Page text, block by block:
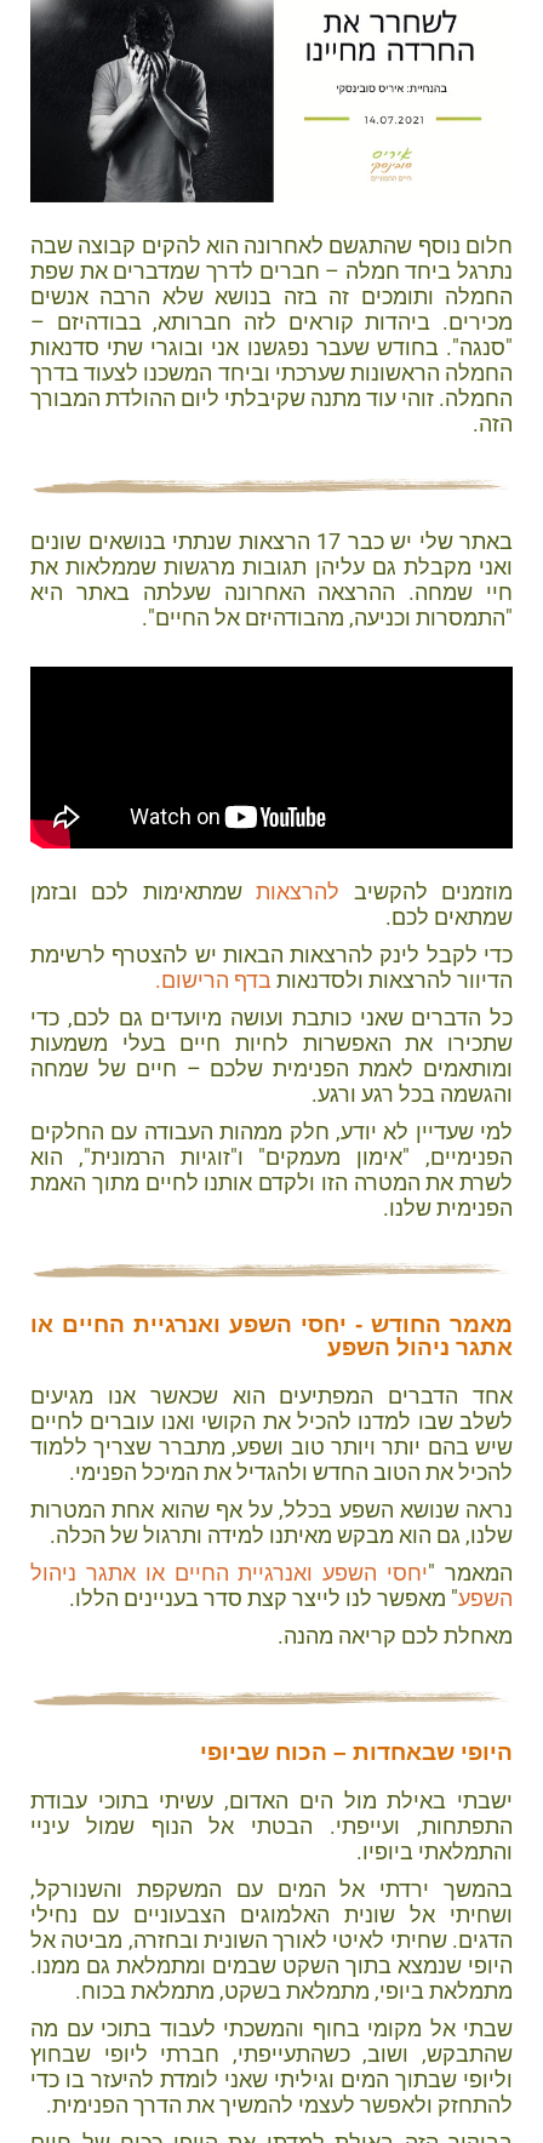
חלום נוסף שהתגשם לאחרונה הוא להקים קבוצה שבה
נתרגל ביחד חמלה – חברים לדרך שמדברים את שפת
החמלה ותומכים זה בזה בנושא שלא הרבה אנשים
מכירים. ביהדות קוראים לזה חברותא, בבודהיזם –
"סנגה". בחודש שעבר נפגשנו אני ובוגרי שתי סדנאות
החמלה הראשונות שערכתי וביחד המשכנו לצעוד בדרך
החמלה. זוהי עוד מתנה שקיבלתי ליום ההולדת המבורך
הזה.
באתר שלי יש כבר 17 הרצאות שנתתי בנושאים שונים
ואני מקבלת גם עליהן תגובות מרגשות שממלאות את
חיי שמחה. ההרצאה האחרונה שעלתה באתר היא
"התמסרות וכניעה, מהבודהיזם אל החיים".
מוזמנים להקשיב להרצאותשמתאימות לכם ובזמן
שמתאים לכם.
כדי לקבל לינק להרצאות הבאות יש להצטרף לרשימת
הדיוור להרצאות ולסדנאות בדף הרישום.
כל הדברים שאני כותבת ועושה מיועדים גם לכם, כדי
שתכירו את האפשרות לחיות חיים בעלי משמעות
ומותאמים לאמת הפנימית שלכם – חיים של שמחה
והגשמה בכל רגע ורגע.
למי שעדיין לא יודע, חלק ממהות העבודה עם החלקים
הפנימיים, "אימון מעמקים" ו"זוגיות הרמונית", הוא
לשרת את המטרה הזו ולקדם אותנו לחיים מתוך האמת
הפנימית שלנו.
מאמר החודש - יחסי השפע ואנרגיית החיים או
אתגר ניהול השפע
אחד הדברים המפתיעים הוא שכאשר אנו מגיעים
לשלב שבו למדנו להכיל את הקושי ואנו עוברים לחיים
שיש בהם יותר ויותר טוב ושפע, מתברר שצריך ללמוד
להכיל את הטוב החדש ולהגדיל את המיכל הפנימי.
נראה שנושא השפע בכלל, על אף שהוא אחת המטרות
שלנו, גם הוא מבקש מאיתנו למידה ותרגול של הכלה.
המאמר "יחסי השפע ואנרגיית החיים או אתגר ניהול
השפע" מאפשר לנו לייצר קצת סדר בעניינים הללו.
מאחלת לכם קריאה מהנה.
היופי שבאחדות – הכוח שביופי
ישבתי באילת מול הים האדום, עשיתי בתוכי עבודת
התפתחות, ועייפתי. הבטתי אל הנוף שמול עיניי
והתמלאתי ביופיו.
בהמשך ירדתי אל המים עם המשקפת והשנורקל,
ושחיתי אל שונית האלמוגים הצבעוניים עם נחילי
הדגים. שחיתי לאיטי לאורך השונית ובחזרה, מביטה אל
היופי שנמצא בתוך השקט שבמים ומתמלאת גם ממנו.
מתמלאת ביופי, מתמלאת בשקט, מתמלאת בכוח.
שבתי אל מקומי בחוף והמשכתי לעבוד בתוכי עם מה
שהתבקש, ושוב, כשהתעייפתי, חברתי ליופי שבחוץ
וליופי שבתוך המים וגיליתי שאני לומדת להיעזר בו כדי
להתחזק ולאפשר לעצמי להמשיך את הדרך הפנימית.